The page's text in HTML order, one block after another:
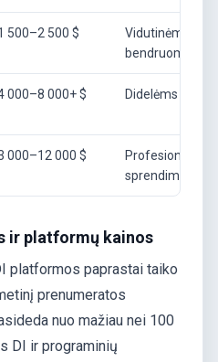
500–2 500 $
Vidutinėms
000–8 000+ $ Didelėms
000–12 000 $
sprendimams
ir platformų kainos
platformos paprastai taiko
prenumeratos
nuo mažiau nei 100
DI ir programinių